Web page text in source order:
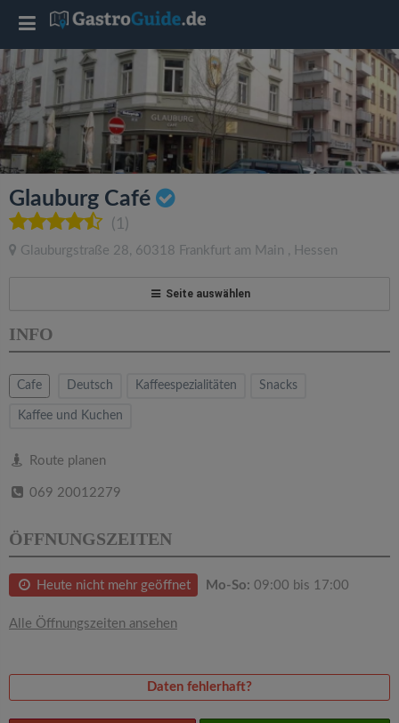
Glauburg Café
(1)
Glauburgstraße 28, 60318 Frankfurt am Main , Hessen
Seite auswählen
INFO
Cafe Deutsch Kaffeespezialitäten Snacks
Kaffee und Kuchen
Route planen
069 20012279
ÖFFNUNGSZEITEN
Heute nicht mehr geöffnet Mo-So: 09:00 bis 17:00
Alle Öffnungszeiten ansehen
Daten fehlerhaft?
T
o
g
l
e
a
v
g
a
t